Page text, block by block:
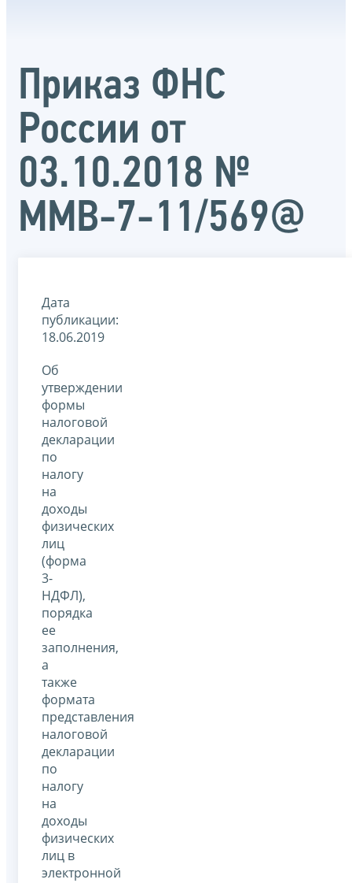
Приказ ФНС
России от
03.10.2018 №
ММВ-7-11/569@
Дата
публикации:
18.06.2019
Об
утверждении
формы
налоговой
декларации
по
налогу
на
доходы
физических
лиц
(форма
3-
НДФЛ),
порядка
ее
заполнения,
а
также
формата
представления
налоговой
декларации
по
налогу
на
доходы
физических
лиц в
электронной